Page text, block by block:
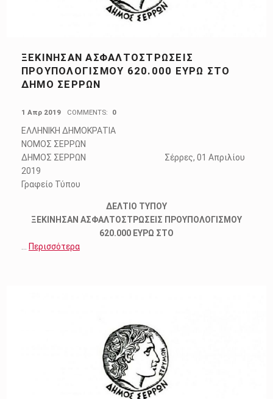
ΞΕΚΙΝΗΣΑΝ ΑΣΦΑΛΤΟΣΤΡΩΣΕΙΣ
ΠΡΟΥΠΟΛΟΓΙΣΜΟΥ 620.000 ΕΥΡΩ ΣΤΟ
ΔΗΜΟ ΣΕΡΡΩΝ
1 Απρ 2019 COMMENTS: 0
ΕΛΛΗΝΙΚΗ ΔΗΜΟΚΡΑΤΙΑ
ΝΟΜΟΣ ΣΕΡΡΩΝ
ΔΗΜΟΣ ΣΕΡΡΩΝ Σέρρες, 01 Απριλίου
2019
Γραφείο Τύπου
ΔΕΛΤΙΟ ΤΥΠΟΥ
ΞΕΚΙΝΗΣΑΝ ΑΣΦΑΛΤΟΣΤΡΩΣΕΙΣ ΠΡΟΥΠΟΛΟΓΙΣΜΟΥ
620.000 ΕΥΡΩ ΣΤΟ
… Περισσότερα